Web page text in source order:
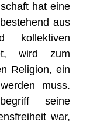
hat eine
aus
kollektiven
wird zum
Religion, ein
muss.
seine
war,